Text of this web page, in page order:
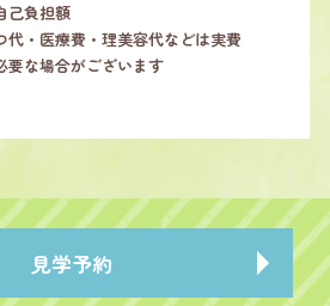
己負担額
・医療費・理美容代などは実費
な場合がございます
見学予約